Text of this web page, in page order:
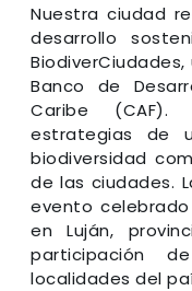
Nuestra ciudad
desarrollo
Banco de
Caribe (CAF).
estrategias de
biodiversidad
de las ciudades.
evento
en Luján,
participación
localidades del